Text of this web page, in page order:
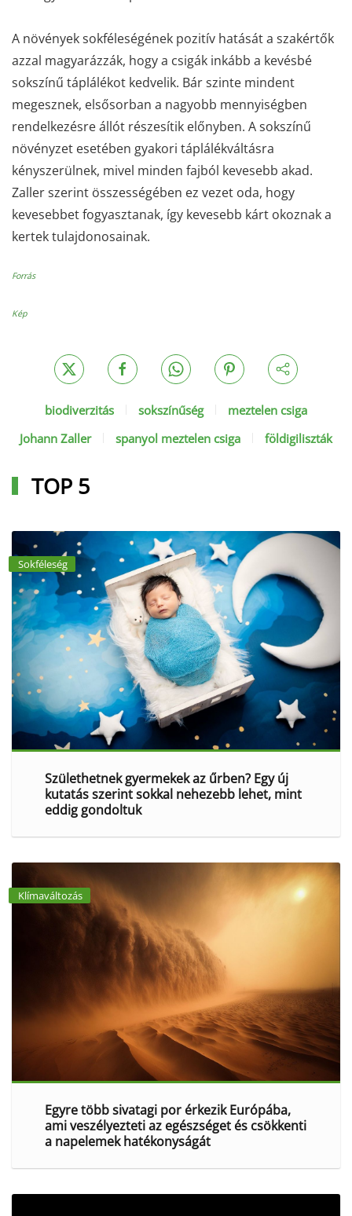
A növények sokféleségének pozitív hatását a szakértők
azzal magyarázzák, hogy a csigák inkább a kevésbé
sokszínű táplálékot kedvelik. Bár szinte mindent
megesznek, elsősorban a nagyobb mennyiségben
rendelkezésre állót részesítik előnyben. A sokszínű
növényzet esetében gyakori táplálékváltásra
kényszerülnek, mivel minden fajból kevesebb akad.
Zaller szerint összességében ez vezet oda, hogy
kevesebbet fogyasztanak, így kevesebb kárt okoznak a
kertek tulajdonosainak.
Forrás
Kép
biodiverzitás sokszínűség
meztelen csiga
Johann Zaller
spanyol meztelen csiga földigiliszták
TOP 5
Sokféleség
Születhetnek gyermekek az űrben? Egy új
kutatás szerint sokkal nehezebb lehet, mint
eddig gondoltuk
Klímaváltozás
Egyre több sivatagi por érkezik Európába,
ami veszélyezteti az egészséget és csökkenti
a napelemek hatékonyságát